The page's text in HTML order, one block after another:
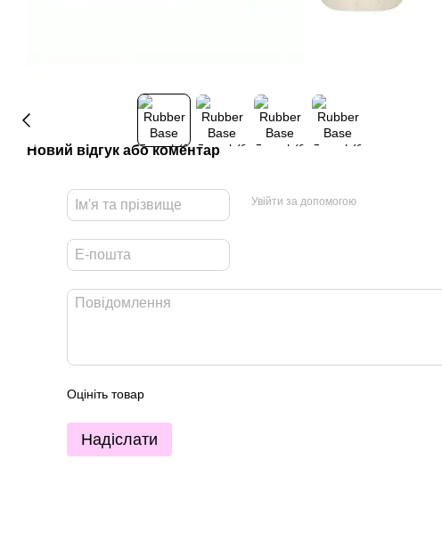
Новий відгук або коментар
Увійти за допомогою
Оцініть товар
Надіслати